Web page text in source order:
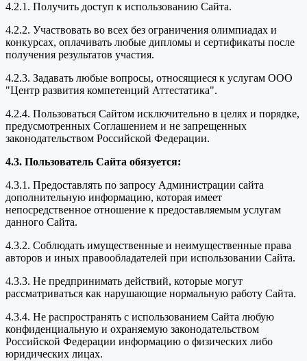
4.2.1. Получить доступ к использованию Сайта.
4.2.2. Участвовать во всех без ограничения олимпиадах и
конкурсах, оплачивать любые дипломы и сертификаты после
получения результатов участия.
4.2.3. Задавать любые вопросы, относящиеся к услугам ООО
"Центр развития компетенций Аттестатика".
4.2.4. Пользоваться Сайтом исключительно в целях и порядке,
предусмотренных Соглашением и не запрещенных
законодательством Российской Федерации.
4.3. Пользователь Сайта обязуется:
4.3.1. Предоставлять по запросу Администрации сайта
дополнительную информацию, которая имеет
непосредственное отношение к предоставляемым услугам
данного Сайта.
4.3.2. Соблюдать имущественные и неимущественные права
авторов и иных правообладателей при использовании Сайта.
4.3.3. Не предпринимать действий, которые могут
рассматриваться как нарушающие нормальную работу Сайта.
4.3.4. Не распространять с использованием Сайта любую
конфиденциальную и охраняемую законодательством
Российской Федерации информацию о физических либо
юридических лицах.